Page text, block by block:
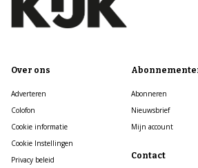
Over ons
Adverteren
Colofon
Cookie informatie
Cookie Instellingen
Privacy beleid
Abonneren
Nieuwsbrief
Mijn account
Contact